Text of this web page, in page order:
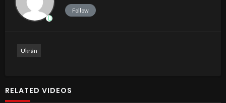
Follow
Ukrán
RELATED VIDEOS